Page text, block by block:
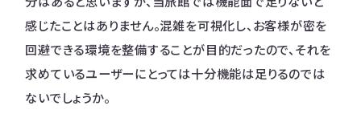
感じたことはありません。混雑を可視化し、お客様が密を
回避できる環境を整備することが目的だったので、それを
求めているユーザーにとっては十分機能は足りるのでは
ないでしょうか。